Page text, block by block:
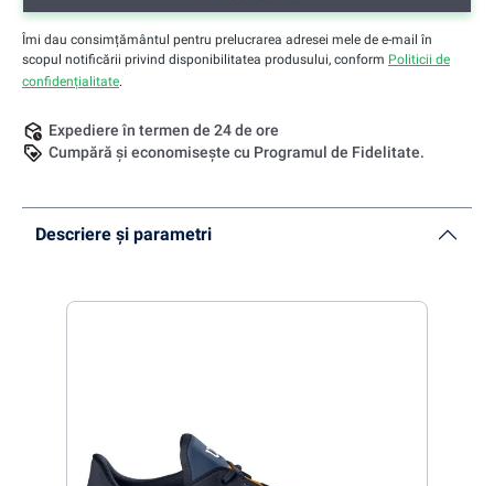
Îmi dau consimțământul pentru prelucrarea adresei mele de e-mail în
scopul notificării privind disponibilitatea produsului, conform Politicii de
confidențialitate.
Expediere în termen de 24 de ore
Cumpără și economisește cu Programul de Fidelitate.
Descriere și parametri